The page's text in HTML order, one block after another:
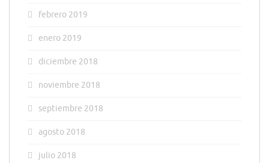
febrero 2019
enero 2019
diciembre 2018
noviembre 2018
septiembre 2018
agosto 2018
julio 2018